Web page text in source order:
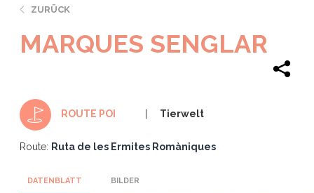
ZURÜCK
MARQUES SENGLAR
ROUTE POI Tierwelt
Route: Ruta de les Ermites Romàniques
DATENBLATT BILDER